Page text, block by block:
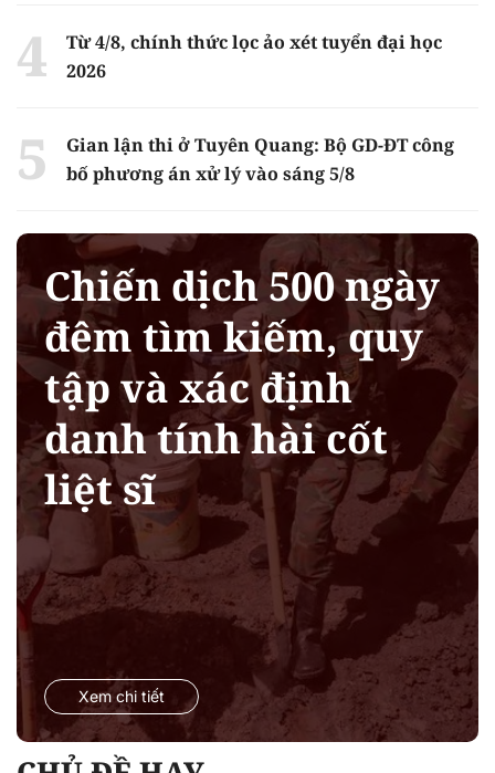
Từ 4/8, chính thức lọc ảo xét tuyển đại học
2026
Gian lận thi ở Tuyên Quang: Bộ GD-ĐT công
bố phương án xử lý vào sáng 5/8
Chiến dịch 500 ngày
đêm tìm kiếm, quy
tập và xác định
danh tính hài cốt
liệt sĩ
Xem chi tiết